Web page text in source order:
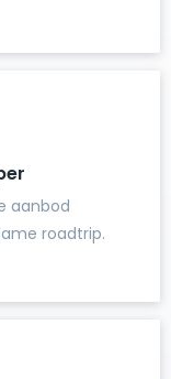
aanbod
roadtrip.